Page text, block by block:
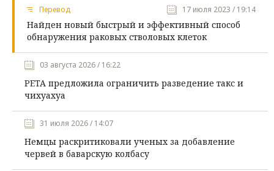
Перевод 17 июля 2023 / 19:14
Найден новый быстрый и эффективный способ
обнаружения раковых стволовых клеток
03 августа 2026 / 16:22
PETA предложила ограничить разведение такс и
чихуахуа
31 июля 2026 / 14:07
Немцы раскритиковали ученых за добавление
червей в баварскую колбасу